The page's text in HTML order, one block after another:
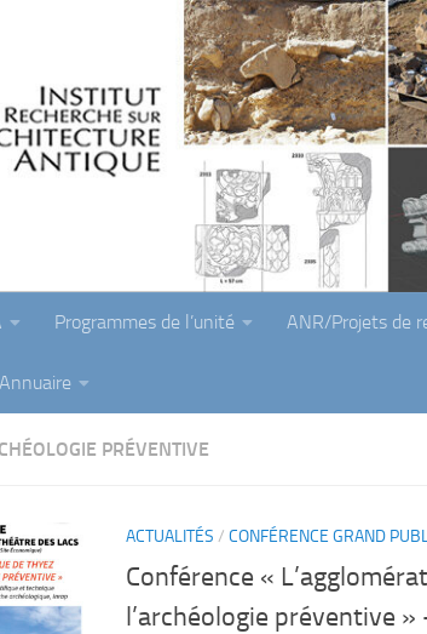
Programmes de l’unité ANR/Projets de
Annuaire
PRÉVENTIVE
ACTUALITÉS / CONFÉRENCE GRAND
Conférence «
l’archéologie préventive